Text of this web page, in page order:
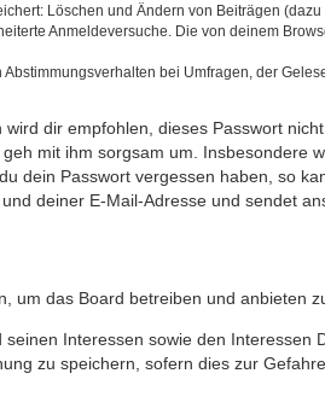
Löschen und Ändern von Beiträgen
Anmeldeversuche. Die von deinem
bei Umfragen, der
dir empfohlen, dieses Passwort
mit ihm sorgsam um. Insbesondere
dein Passwort vergessen haben, so
deiner E-Mail-Adresse und sendet
um das Board betreiben und anbieten
Interessen sowie den Interessen
zu speichern, sofern dies zur